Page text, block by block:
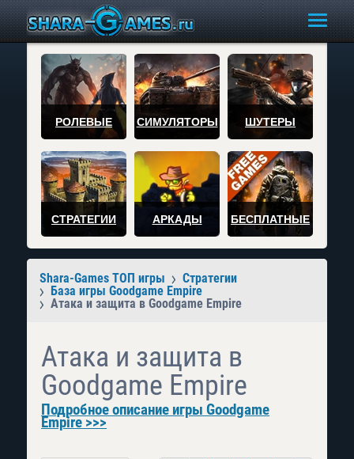
РОЛЕВЫЕ СИМУЛЯТОРЫ ШУТЕРЫ
СТРАТЕГИИ АРКАДЫ БЕСПЛАТНЫЕ
Shara-Games ТОП игры
Стратегии
База игры Goodgame Empire
Атака и защита в Goodgame Empire
Атака и защита в
Goodgame Empire
Подробное описание игры Goodgame
Empire >>>